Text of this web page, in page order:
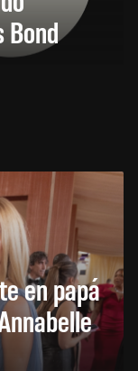
Bond
en papá